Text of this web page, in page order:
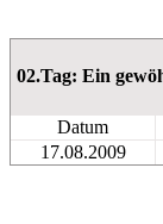
02.Tag: Ein
Datum
17.08.2009